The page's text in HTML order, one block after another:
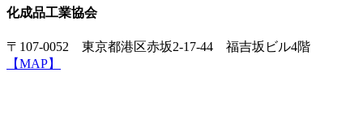
化成品工業協会
〒107-0052 東京都港区赤坂2-17-44 福吉坂ビル4階
【MAP】